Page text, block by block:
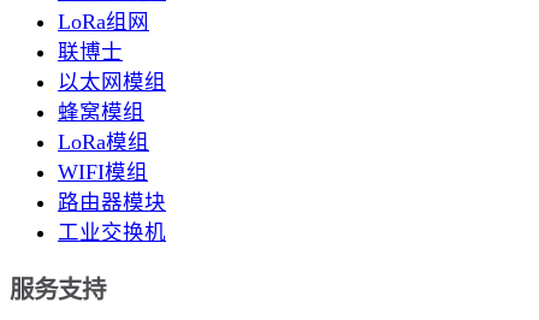
LoRa组网
联博士
以太网模组
蜂窝模组
LoRa模组
WIFI模组
路由器模块
工业交换机
服务支持